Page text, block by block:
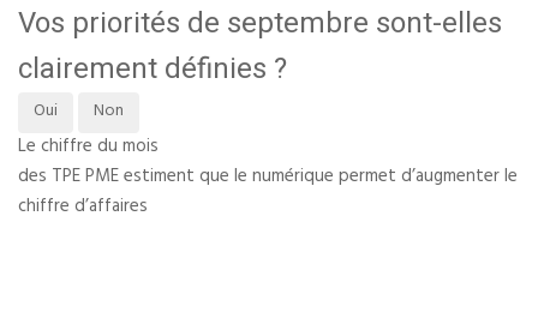
Vos priorités de septembre sont-elles
clairement définies ?
Oui Non
Le chiffre du mois
des TPE PME estiment que le numérique permet d’augmenter le
chiffre d’affaires